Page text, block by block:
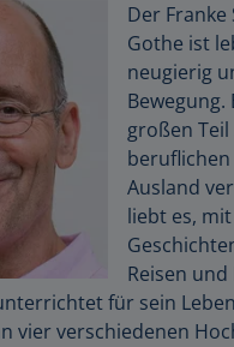
Der Franke
Gothe ist
neugierig
Bewegung.
großen Teil
beruflichen
Ausland
liebt es,
Reisen
für sein
vier verschiedenen